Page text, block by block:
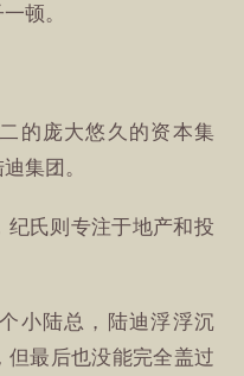
顿。
的庞大悠久的资本集
集团。
纪氏则专注于地产和投
小陆总，陆迪浮浮沉
但最后也没能完全盖过